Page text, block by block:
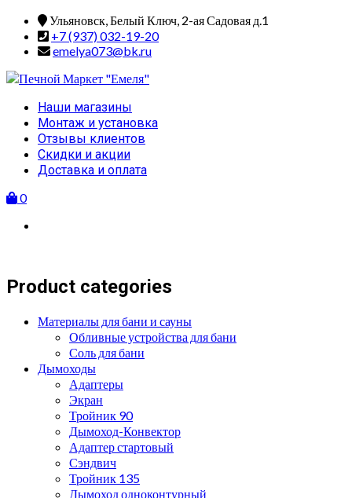
Skip
content
Ульяновск, Белый Ключ, 2-ая Садовая д.1
+7 (937) 032-19-20
emelya073@bk.ru
Primary
Menu
Наши магазины
Монтаж и установка
Отзывы клиентов
Скидки и акции
Доставка и оплата
0
Product categories
Материалы для бани и сауны
Обливные устройства для бани
Соль для бани
Дымоходы
Адаптеры
Экран
Тройник 90
Дымоход-Конвектор
Адаптер стартовый
Сэндвич
Тройник 135
Дымоход одноконтурный